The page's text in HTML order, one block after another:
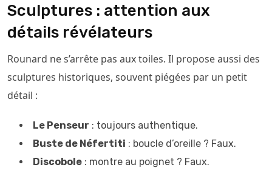
Sculptures : attention aux
détails révélateurs
Rounard ne s’arrête pas aux toiles. Il propose aussi des
sculptures historiques, souvent piégées par un petit
détail :
Le Penseur : toujours authentique.
Buste de Néfertiti : boucle d’oreille ? Faux.
Discobole : montre au poignet ? Faux.